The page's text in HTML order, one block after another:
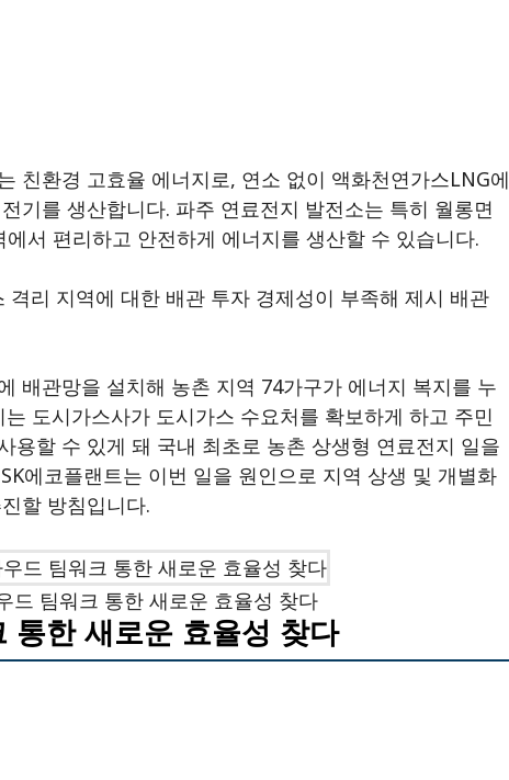
친환경 고효율 에너지로, 연소 없이 액화천연가스LNG에
기를 생산합니다. 파주 연료전지 발전소는 특히 월롱면
서 편리하고 안전하게 에너지를 생산할 수 있습니다.
리 지역에 대한 배관 투자 경제성이 부족해 제시 배관
배관망을 설치해 농촌 지역 74가구가 에너지 복지를 누
도시가스사가 도시가스 수요처를 확보하게 하고 주민
용할 수 있게 돼 국내 최초로 농촌 상생형 연료전지 일을
에코플랜트는 이번 일을 원인으로 지역 상생 및 개별화
할 방침입니다.
드 팀워크 통한 새로운 효율성 찾다
통한 새로운 효율성 찾다